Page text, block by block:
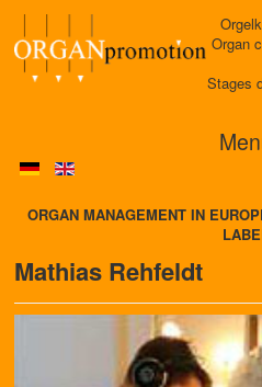
Organ
Stages
ORGAN MANAGEMENT IN
Mathias Rehfeldt